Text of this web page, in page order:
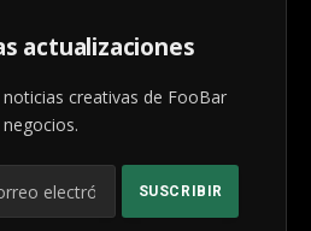
actualizaciones
creativas de FooBar